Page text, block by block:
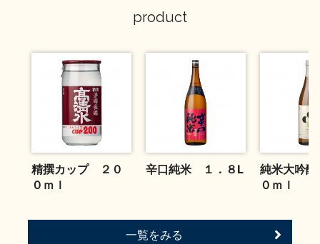
product
精撰カップ ２０
０ｍｌ
辛口純米 １．８L
純米大吟
０ｍｌ
一覧をみる